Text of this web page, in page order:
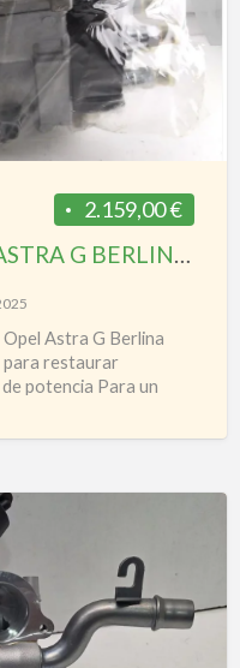
2.159,00 €
Bomba inyección OPEL ASTRA G BERLINA 0.98 – 0.04
Astra G Berlina
restaurar
potencia Para un